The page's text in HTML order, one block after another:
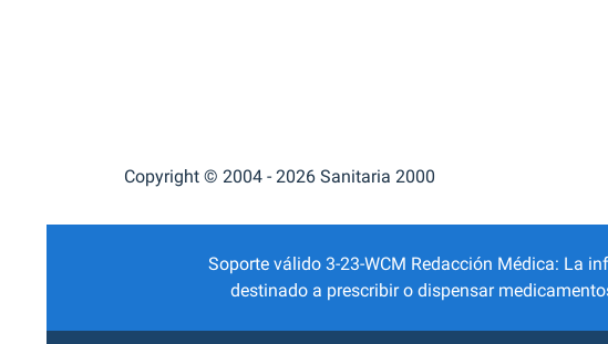
Copyright © 2004 - 2026 Sanitaria 2000
Soporte válido 3-23-WCM Redacción Médica: La
destinado a prescribir o dispensar